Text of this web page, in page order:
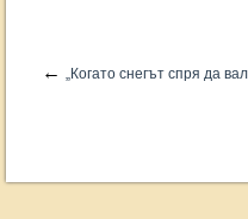
← „Когато снегът спря да